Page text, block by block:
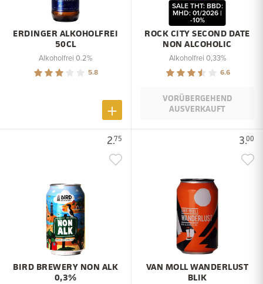
ERDINGER ALKOHOLFREI
50CL
Alkoholfrei 0.2%
5.8
ROCK CITY SECOND DATE
NON ALCOHOLIC
SALE THT: BBD:
MHD: 01/2026 |
-10%
Alkoholfrei 0,33%
6.6
VORÜBERGEHEND
AUSVERKAUFT
2.75
BIRD BREWERY NON ALK
0,3%
3.00
VAN MOLL WANDERLUST
BLIK